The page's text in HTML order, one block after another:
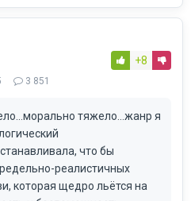
3 851
+8
тяжело...жанр я
что бы
реалистичных
которая щедро льётся на